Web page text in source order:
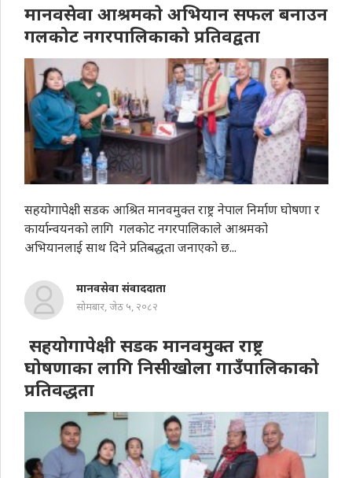
मानवसेवा आश्रमकाे अभियान सफल बनाउन
गलकोट नगरपालिकाकाे प्रतिवद्वता
सहयोगापेक्षी सडक आश्रित मानवमुक्त राष्ट्र नेपाल निर्माण घोषणा र
कार्यान्वयनको लागि गलकोट नगरपालिकाले आश्रमको
अभियानलाई साथ दिने प्रतिबद्धता जनाएको छ...
मानवसेवा संवाददाता
सोमबार, जेठ ५, २०८२
सहयोगापेक्षी सडक मानवमुक्त राष्ट्र
घोषणाका लागि निसीखोला गाउँपालिकाको
प्रतिवद्धता